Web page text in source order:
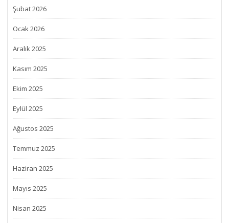
Şubat 2026
Ocak 2026
Aralık 2025
Kasım 2025
Ekim 2025
Eylül 2025
Ağustos 2025
Temmuz 2025
Haziran 2025
Mayıs 2025
Nisan 2025